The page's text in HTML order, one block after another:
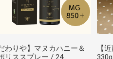
わりや】マヌカハニー＆
リススプレー / 24
【